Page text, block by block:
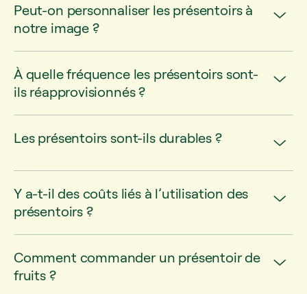
Peut-on personnaliser les présentoirs à
notre image ?
À quelle fréquence les présentoirs sont-
ils réapprovisionnés ?
Les présentoirs sont-ils durables ?
Y a-t-il des coûts liés à l’utilisation des
présentoirs ?
Comment commander un présentoir de
fruits ?